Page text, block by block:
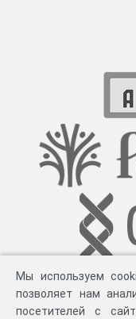
Мы используем
позволяет нам
посетителей с